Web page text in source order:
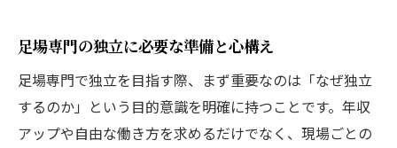
専門性を活かした足場案件の選び方
安定収入を実現する足場専門の仕事術
足場分野で年収1000万円を目指すには
足場材選びと管理のポイントを解説
足場専門の独立に必要な準備と心構え
足場専門で独立を目指す際、まず重要なのは「なぜ独立
するのか」という目的意識を明確に持つことです。年収
アップや自由な働き方を求めるだけでなく、現場ごとの